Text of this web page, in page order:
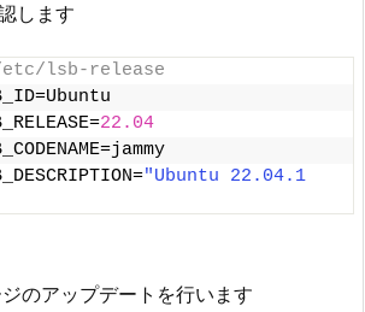
します
lsb-release
22.04
"Ubuntu 22.04.1
のアップデートを行います